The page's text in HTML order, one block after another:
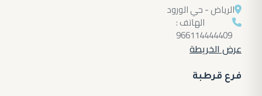
الرياض - حي الورود
الهاتف :
966114444409
عرض الخريطة
فرع قرطبة